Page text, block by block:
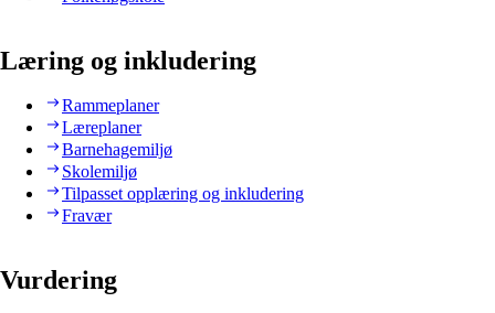
Læring og inkludering
Rammeplaner
Læreplaner
Barnehagemiljø
Skolemiljø
Tilpasset opplæring og inkludering
Fravær
Vurdering